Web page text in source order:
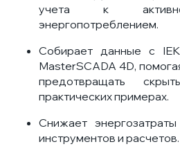
учета к
энергопотреблением.
Собирает данные с
MasterSCADA 4D,
предотвращать
практических примерах.
Снижает
инструментов и расчетов.